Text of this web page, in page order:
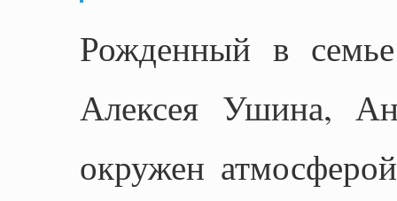
Рожденный в семье
Алексея Ушина,
окружен